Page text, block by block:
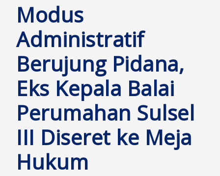
Modus
Administratif
Berujung Pidana,
Eks Kepala Balai
Perumahan Sulsel
III Diseret ke Meja
Hukum